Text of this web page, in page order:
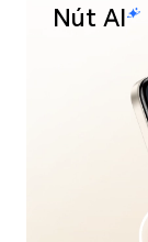
Nút